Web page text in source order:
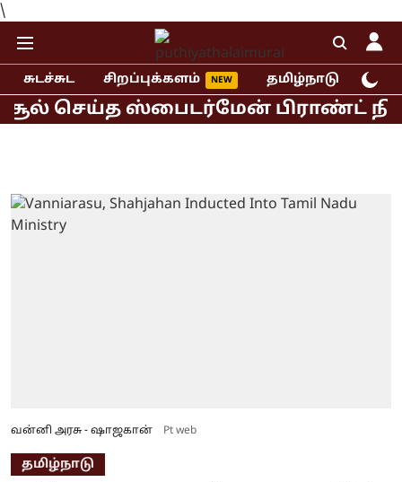
\
சுடச்சுட சிறப்புக்களம் தமிழ்நாடு
செய்த ஸ்பைடர்மேன் பிராண்ட் நியூ
வன்னி அரசு - ஷாஜகான் Pt web
தமிழ்நாடு